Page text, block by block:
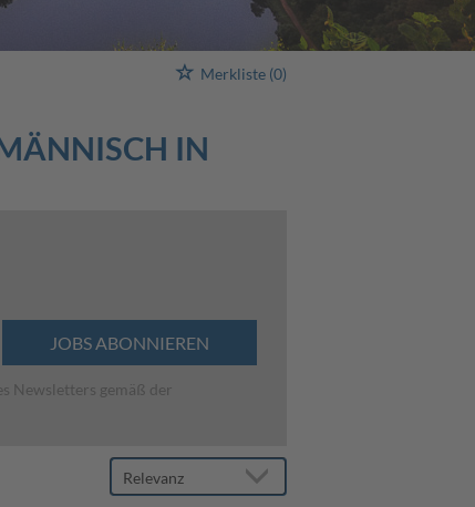
Merkliste (0)
IN
JOBS ABONNIEREN
Newsletters gemäß der